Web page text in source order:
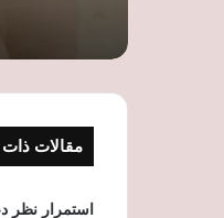
مقالات
استمرار نظر